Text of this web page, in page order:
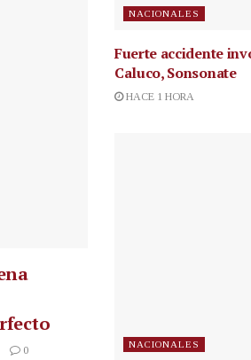
0
NACIONALES
Fuerte accidente
Caluco, Sonsonate
HACE 1 HORA
NACIONALES